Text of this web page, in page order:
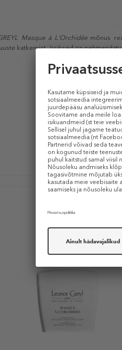
Masque à L'Orchidée mõnus
katkemist. Juuksed on